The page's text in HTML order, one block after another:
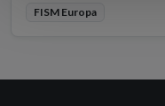
FISM Europa